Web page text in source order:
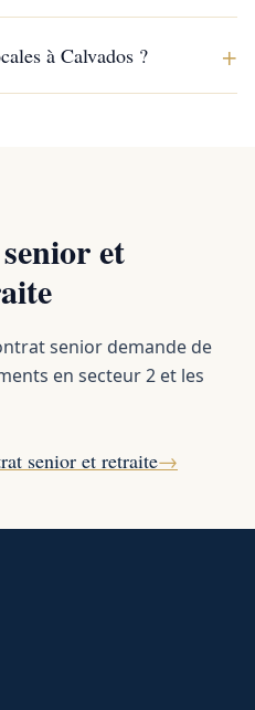
à Calvados ? +
et
senior demande de
en secteur 2 et les
senior et retraite→